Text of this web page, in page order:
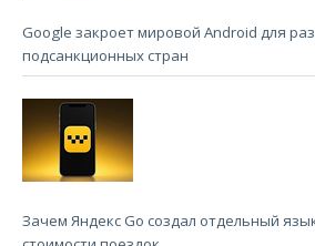
Google закроет мировой Android для
подсанкционных стран
Зачем Яндекс Go создал отдельный